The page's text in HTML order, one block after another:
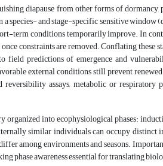
diapause from other forms of
and stage-specific sensitive window
term conditions temporarily improve. In
constraints are removed. Conflating these
field predictions of emergence and
external conditions still prevent
assays, metabolic or
into ecophysiological phases:
similar individuals can occupy distinct
among environments and seasons.
phase awareness essential for translating